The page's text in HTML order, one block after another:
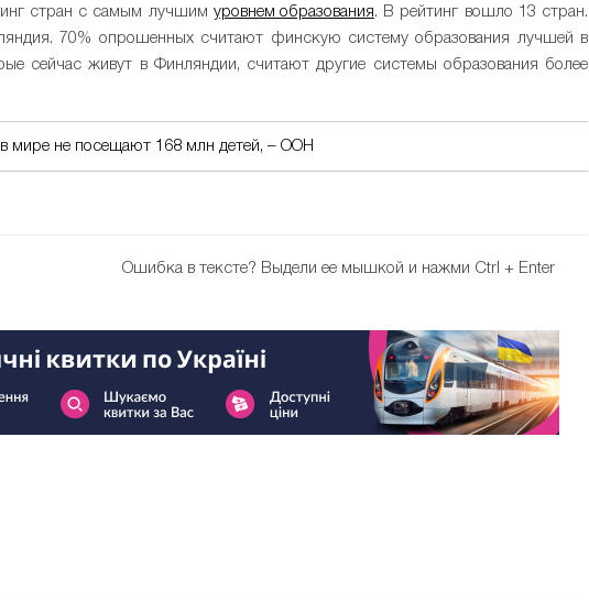
стран с самым лучшим уровнем образования. В рейтинг вошло 13 стран.
70% опрошенных считают финскую систему образования лучшей в
сейчас живут в Финляндии, считают другие системы образования более
мире не посещают 168 млн детей, – ООН
Ошибка в тексте? Выдели ее мышкой и нажми Ctrl + Enter